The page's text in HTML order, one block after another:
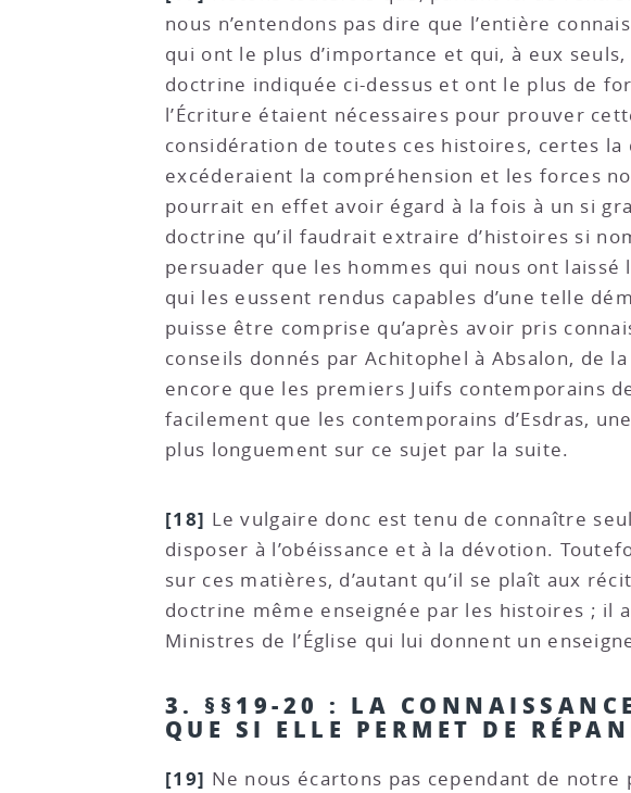
nous n’entendons pas dire que l’entière
qui ont le plus d’importance et qui, à eux
doctrine indiquée ci-dessus et ont le plus de
l’Écriture étaient nécessaires pour prouver
considération de toutes ces histoires, certes
excéderaient la compréhension et les forces
pourrait en effet avoir égard à la fois à un si
doctrine qu’il faudrait extraire d’histoires si
persuader que les hommes qui nous ont laissé
qui les eussent rendus capables d’une telle
puisse être comprise qu’après avoir pris
conseils donnés par Achitophel à Absalon, de
encore que les premiers Juifs contemporains
facilement que les contemporains d’Esdras,
plus longuement sur ce sujet par la suite.
[18] Le vulgaire donc est tenu de connaître
disposer à l’obéissance et à la dévotion.
sur ces matières, d’autant qu’il se plaît aux
doctrine même enseignée par les histoires ; il
Ministres de l’Église qui lui donnent un
3. §§19-20 : LA CONNAISSANCE
QUE SI ELLE PERMET DE
[19] Ne nous écartons pas cependant de